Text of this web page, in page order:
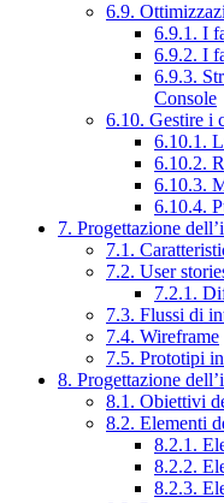
6.9.
6.9.1. I
6.9.2. I
6.9.3.
Console
6.10. Gestire i
6.10.1.
6.10.2.
6.10.3.
6.10.4.
7. Progettazione
7.1.
7.2. User
7.2.1.
7.3. Flussi di
7.4. Wireframe
7.5. Prototipi
8. Progettazione
8.1. Obiettivi
8.2. Elementi
8.2.1.
8.2.2.
8.2.3.